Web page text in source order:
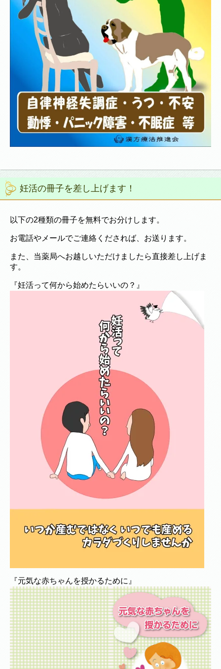
妊活の冊子を差し上げます！
以下の2種類の冊子を無料でお分けします。
お電話やメールでご連絡くだされば、お送ります。
また、当薬局へお越しいただけましたら直接差し上げま
す。
『妊活って何から始めたらいいの？』
『元気な赤ちゃんを授かるために』